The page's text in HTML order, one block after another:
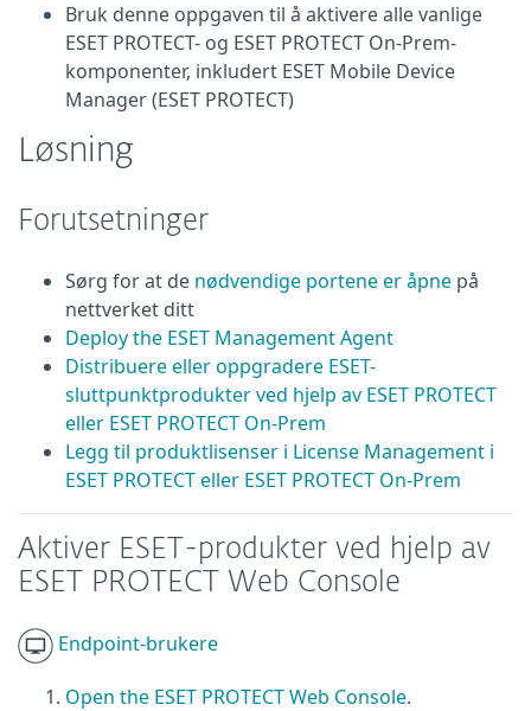
Bruk denne oppgaven til å aktivere alle vanlige
ESET PROTECT- og ESET PROTECT On-Prem-
komponenter, inkludert ESET Mobile Device
Manager (ESET PROTECT)
Løsning
Forutsetninger
Sørg for at de nødvendige portene er åpne på
nettverket ditt
Deploy the ESET Management Agent
Distribuere eller oppgradere ESET-
sluttpunktprodukter ved hjelp av ESET PROTECT
eller ESET PROTECT On-Prem
Legg til produktlisenser i License Management i
ESET PROTECT eller ESET PROTECT On-Prem
Aktiver ESET-produkter ved hjelp av
ESET PROTECT Web Console
Endpoint-brukere
Open the ESET PROTECT Web Console.